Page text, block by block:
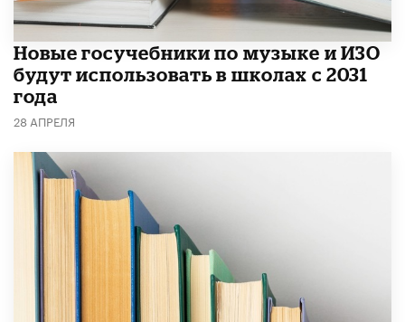
Новые госучебники по музыке и ИЗО
будут использовать в школах с 2031
года
28 АПРЕЛЯ